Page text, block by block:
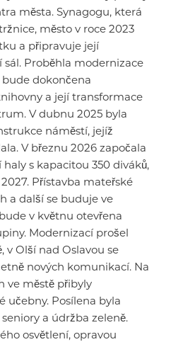
města. Synagogu, která
město v roce 2023
a připravuje její
Proběhla modernizace
dokončena
a její transformace
V dubnu 2025 byla
náměstí, jejíž
V březnu 2026 započala
s kapacitou 350 diváků,
Přístavba mateřské
a další se buduje ve
v květnu otevřena
Modernizací prošel
v Olší nad Oslavou se
nových komunikací. Na
ve městě přibyly
učebny. Posílena byla
a údržba zeleně.
osvětlení, opravou